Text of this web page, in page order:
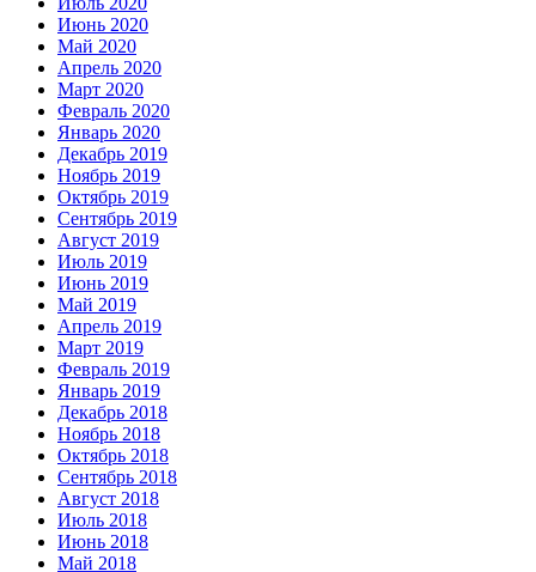
Июнь 2020
Май 2020
Апрель 2020
Март 2020
Февраль 2020
Январь 2020
Декабрь 2019
Ноябрь 2019
Октябрь 2019
Сентябрь 2019
Август 2019
Июль 2019
Июнь 2019
Май 2019
Апрель 2019
Март 2019
Февраль 2019
Январь 2019
Декабрь 2018
Ноябрь 2018
Октябрь 2018
Сентябрь 2018
Август 2018
Июль 2018
Июнь 2018
Май 2018